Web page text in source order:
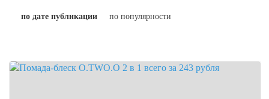
по дате публикации по популярности